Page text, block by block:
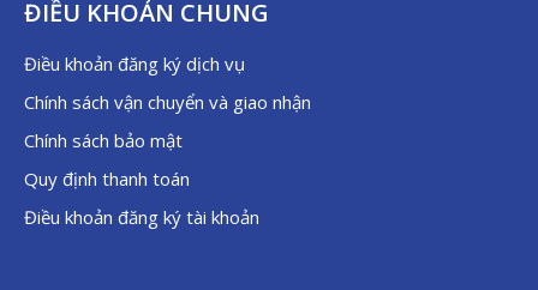
ĐIỀU KHOẢN CHUNG
Điều khoản đăng ký dịch vụ
Chính sách vận chuyển và giao nhận
Chính sách bảo mật
Quy định thanh toán
Điều khoản đăng ký tài khoản